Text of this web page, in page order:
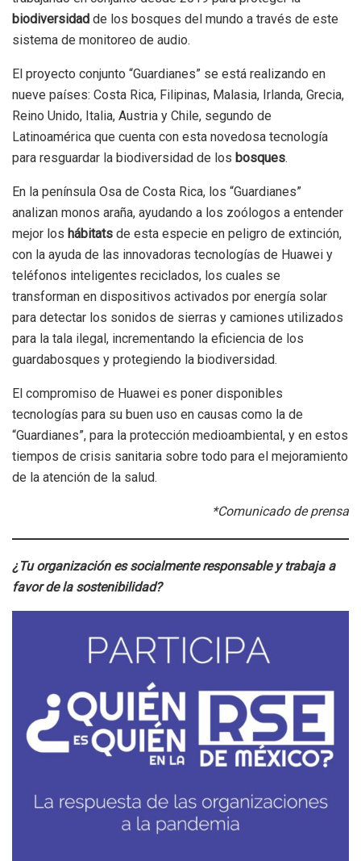
biodiversidad de los bosques del mundo a través de este
sistema de monitoreo de audio.
El proyecto conjunto “Guardianes” se está realizando en
nueve países: Costa Rica, Filipinas, Malasia, Irlanda, Grecia,
Reino Unido, Italia, Austria y Chile, segundo de
Latinoamérica que cuenta con esta novedosa tecnología
para resguardar la biodiversidad de los bosques.
En la península Osa de Costa Rica, los “Guardianes”
analizan monos araña, ayudando a los zoólogos a entender
mejor los hábitats de esta especie en peligro de extinción,
con la ayuda de las innovadoras tecnologías de Huawei y
teléfonos inteligentes reciclados, los cuales se
transforman en dispositivos activados por energía solar
para detectar los sonidos de sierras y camiones utilizados
para la tala ilegal, incrementando la eficiencia de los
guardabosques y protegiendo la biodiversidad.
El compromiso de Huawei es poner disponibles
tecnologías para su buen uso en causas como la de
“Guardianes”, para la protección medioambiental, y en estos
tiempos de crisis sanitaria sobre todo para el mejoramiento
de la atención de la salud.
*Comunicado de prensa
¿Tu organización es socialmente responsable y trabaja a
favor de la sostenibilidad?